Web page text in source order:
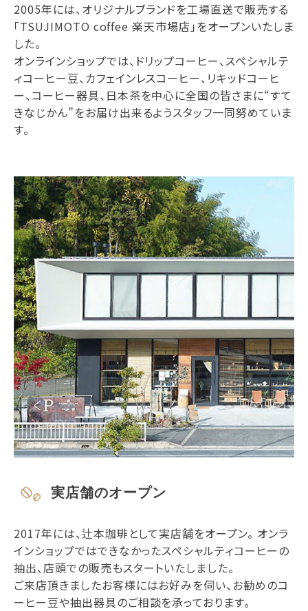
2005年には、オリジナルブランドを工場直送で販売する
「TSUJIMOTO coffee 楽天市場店」をオープンいたしま
した。
オンラインショップでは、ドリップコーヒー、スペシャルテ
ィコーヒー豆、カフェインレスコーヒー、リキッドコーヒ
ー、コーヒー器具、日本茶を中心に全国の皆さまに“すて
きなじかん”をお届け出来るようスタッフ一同努めていま
す。
実店舗のオープン
2017年には、辻本珈琲として実店舗をオープン。 オンラ
インショップではできなかったスペシャルティコーヒーの
抽出、店頭での販売もスタートいたしました。
ご来店頂きましたお客様にはお好みを伺い、お勧めのコ
ーヒー豆や抽出器具のご相談を承っております。